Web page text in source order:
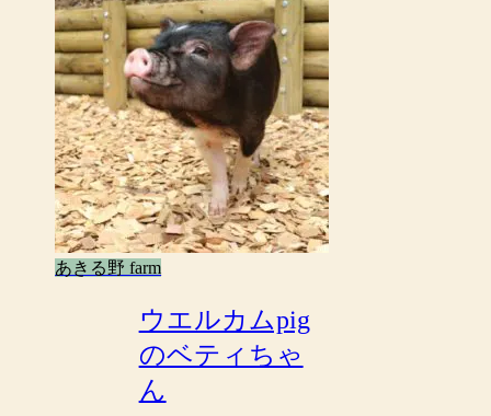
あきる野 farm
ウエルカムpig
のベティちゃ
ん